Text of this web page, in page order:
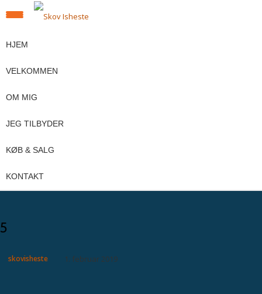
SKIFT
NAVIGATION
HJEM
VELKOMMEN
OM MIG
JEG TILBYDER
KØB & SALG
KONTAKT
5
skovisheste 1. februar 2019